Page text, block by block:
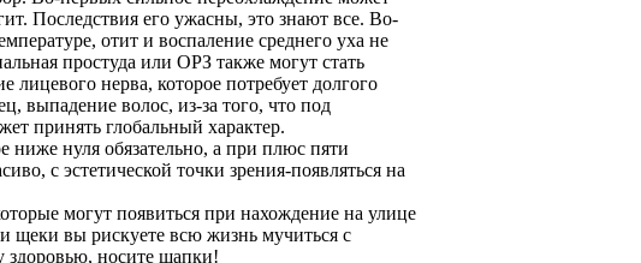
Последствия его ужасны, это знают все. Во-
отит и воспаление среднего уха не
простуда или ОРЗ также могут стать
лицевого нерва, которое потребует долгого
выпадение волос, из-за того, что под
принять глобальный характер.
ниже нуля обязательно, а при плюс пяти
с эстетической точки зрения-появляться на
могут появиться при нахождение на улице
щеки вы рискуете всю жизнь мучиться с
здоровью, носите шапки!